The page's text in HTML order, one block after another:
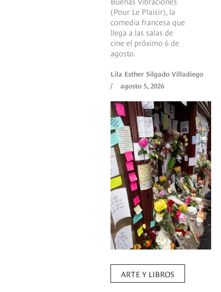
(Pour Le Plaisir), la
comedia francesa que
llega a las salas de
cine el próximo 6 de
agosto.
Lila Esther Silgado Villadiego
/
agosto 5, 2026
ARTE Y LIBROS